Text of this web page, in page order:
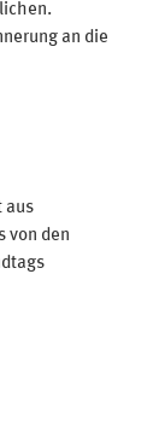
an die
aus
von den